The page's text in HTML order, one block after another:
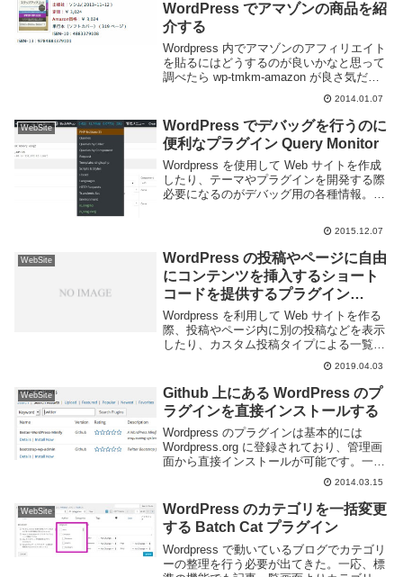
WordPress でアマゾンの商品を紹
介する
Wordpress 内でアマゾンのアフィリエイト
を貼るにはどうするのが良いかなと思って
調べたら wp-tmkm-amazon が良さ気だっ
たので使ってます。こんな感じに表示でき
ます。今は amazonjs を変わりに使用して
いるので画像に。...
2014.01.07
WebSite
WordPress でデバッグを行うのに
便利なプラグイン Query Monitor
Wordpress を使用して Web サイトを作成
したり、テーマやプラグインを開発する際
必要になるのがデバッグ用の各種情報。現
http のリクエストには何を投げ...2015.12.07
WebSite
WordPress の投稿やページに自由
にコンテンツを挿入するショート
コードを提供するプラグイン
Custom Content Shortcode
Wordpress を利用して Web サイトを作る
際、投稿やページ内に別の投稿などを表示
したり、カスタム投稿タイプによる一覧を
追加したい事がある。通常そのような複雑
な要求には PHP ファイルを編集する事が
多いが、非プログラマーにっては難...
2019.04.03
WebSite
Github 上にある WordPress のプ
ラグインを直接インストールする
Wordpress のプラグインは基本的には
Wordpress.org に登録されており、管理画
面から直接インストールが可能です。一方
で登録されてないプラグインもあり、例え
ば GitHub 上にも多くのプラグインが存在
しています。Word...
2014.03.15
WebSite
WordPress のカテゴリを一括変更
する Batch Cat プラグイン
Wordpress で動いているブログでカテゴリ
ーの整理を行う必要が出てきた。一応、標